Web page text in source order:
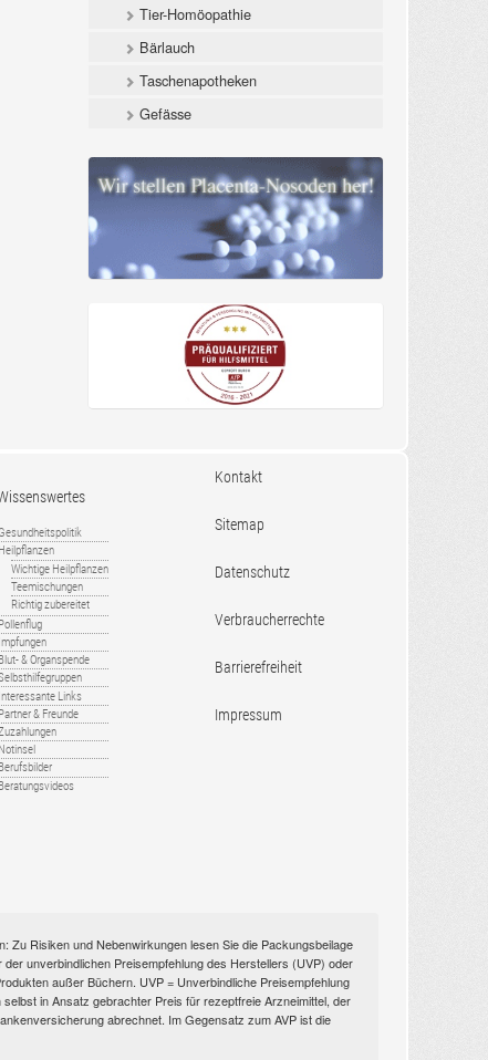
Tier-Homöopathie
Bärlauch
Taschenapotheken
Gefässe
Heilpflanzen
Wichtige Heilpflanzen
Teemischungen
Richtig zubereitet
Pollenflug
Impfungen
Blut- & Organspende
Interessante Links
Partner & Freunde
Notinsel
Berufsbilder
Beratungsvideos
Kontakt
Sitemap
Datenschutz
Verbraucherrechte
Barrierefreiheit
Impressum
Zu Risiken und Nebenwirkungen lesen Sie die Packungsbeilage
unverbindlichen Preisempfehlung des Herstellers (UVP) oder
außer Büchern. UVP = Unverbindliche Preisempfehlung
in Ansatz gebrachter Preis für rezeptfreie Arzneimittel, der
abrechnet. Im Gegensatz zum AVP ist die